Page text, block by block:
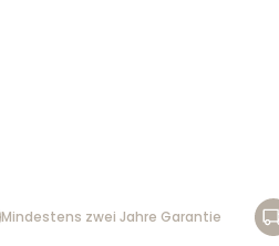
Mindestens zwei Jahre Garantie